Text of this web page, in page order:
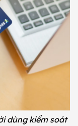
dùng kiểm soát